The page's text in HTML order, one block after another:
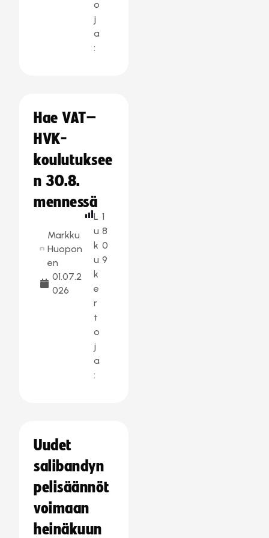
o
j
a
:
Hae VAT–
HVK-
koulutuksee
n 30.8.
mennessä
Markku
Huopon
en
01.07.2
026
L
u
k
u
k
e
r
t
o
j
a
:
1
8
0
9
Uudet
salibandyn
pelisäännöt
voimaan
heinäkuun